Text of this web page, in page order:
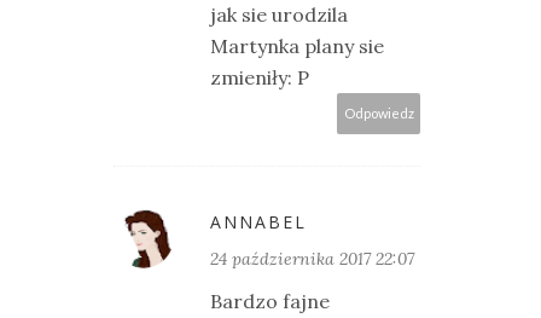
jak sie urodzila
Martynka plany sie
zmieniły: P
Odpowiedz
ANNABEL
24 października 2017 22:07
Bardzo fajne